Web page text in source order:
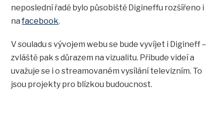
neposlední řadě bylo působiště Digineffu rozšířeno i
nafacebook.
V souladu s vývojem webu se bude vyvíjet i Digineff –
zvláště pak s důrazem na vizualitu. Přibude videí a
uvažuje se i o streamovaném vysílání televizním. To
jsou projekty pro blízkou budoucnost.